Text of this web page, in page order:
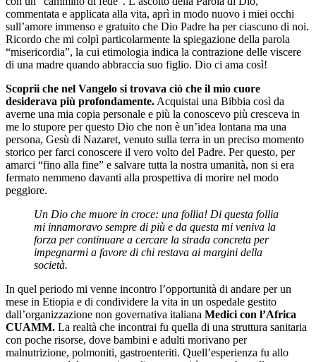
commentata e applicata alla vita, aprì in modo nuovo i miei occhi
sull’amore immenso e gratuito che Dio Padre ha per ciascuno di noi.
Ricordo che mi colpì particolarmente la spiegazione della parola
“misericordia”, la cui etimologia indica la contrazione delle viscere
di una madre quando abbraccia suo figlio. Dio ci ama così!
Scoprii che nel Vangelo si trovava ciò che il mio cuore
desiderava più profondamente. Acquistai una Bibbia così da
averne una mia copia personale e più la conoscevo più cresceva in
me lo stupore per questo Dio che non è un’idea lontana ma una
persona, Gesù di Nazaret, venuto sulla terra in un preciso momento
storico per farci conoscere il vero volto del Padre. Per questo, per
amarci “fino alla fine” e salvare tutta la nostra umanità, non si era
fermato nemmeno davanti alla prospettiva di morire nel modo
peggiore.
Un Dio che muore in croce: una follia! Di questa follia
mi innamoravo sempre di più e da questa mi veniva la
forza per continuare a cercare la strada concreta per
impegnarmi a favore di chi restava ai margini della
società.
In quel periodo mi venne incontro l’opportunità di andare per un
mese in Etiopia e di condividere la vita in un ospedale gestito
dall’organizzazione non governativa italiana Medici con l’Africa
CUAMM. La realtà che incontrai fu quella di una struttura sanitaria
con poche risorse, dove bambini e adulti morivano per
malnutrizione, polmoniti, gastroenteriti. Quell’esperienza fu allo